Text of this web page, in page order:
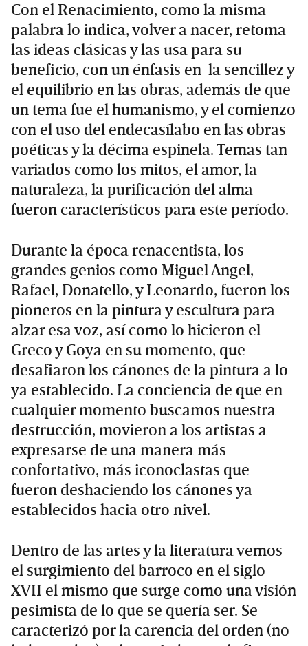
Con el Renacimiento, como la misma
palabra lo indica, volver a nacer, retoma
las ideas clásicas y las usa para su
beneficio, con un énfasis en la sencillez y
el equilibrio en las obras, además de que
un tema fue el humanismo, y el comienzo
con el uso del endecasílabo en las obras
poéticas y la décima espinela. Temas tan
variados como los mitos, el amor, la
naturaleza, la purificación del alma
fueron característicos para este período.
Durante la época renacentista, los
grandes genios como Miguel Angel,
Rafael, Donatello, y Leonardo, fueron los
pioneros en la pintura y escultura para
alzar esa voz, así como lo hicieron el
Greco y Goya en su momento, que
desafiaron los cánones de la pintura a lo
ya establecido. La conciencia de que en
cualquier momento buscamos nuestra
destrucción, movieron a los artistas a
expresarse de una manera más
confortativo, más iconoclastas que
fueron deshaciendo los cánones ya
establecidos hacia otro nivel.
Dentro de las artes y la literatura vemos
el surgimiento del barroco en el siglo
XVII el mismo que surge como una visión
pesimista de lo que se quería ser. Se
caracterizó por la carencia del orden (no